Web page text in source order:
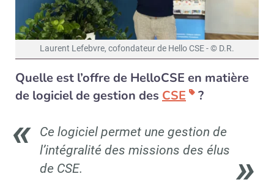
Laurent Lefebvre, cofondateur de Hello CSE - © D.R.
Quelle est l’offre de HelloCSE en matière
de logiciel de gestion des CSE ?
Ce logiciel permet une gestion de
l’intégralité des missions des élus
de CSE.